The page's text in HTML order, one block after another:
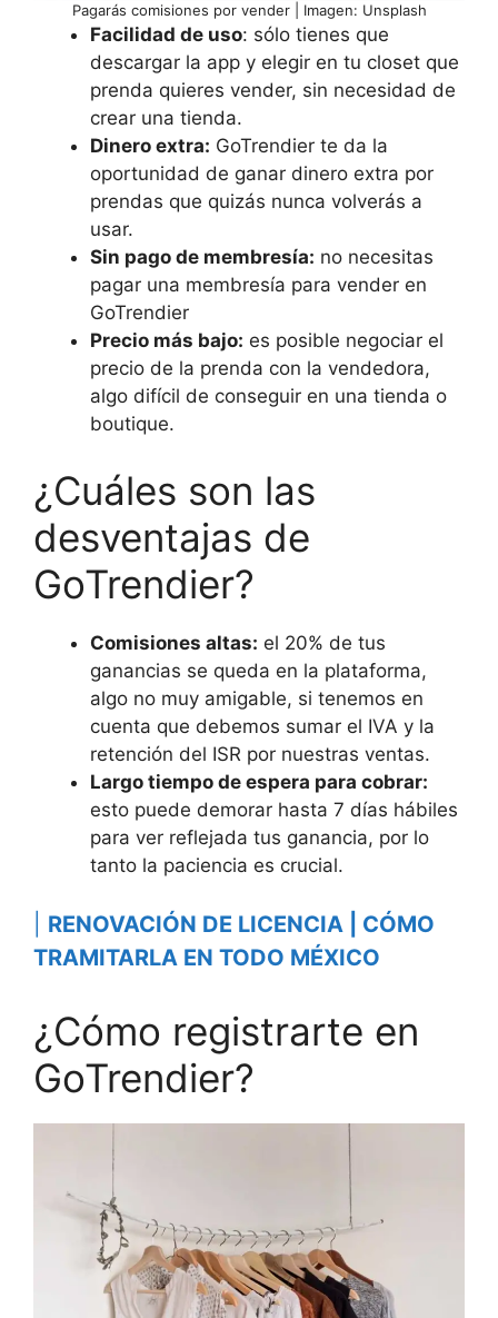
Pagarás comisiones por vender | Imagen: Unsplash
Facilidad de uso: sólo tienes que
descargar la app y elegir en tu closet que
prenda quieres vender, sin necesidad de
crear una tienda.
Dinero extra: GoTrendier te da la
oportunidad de ganar dinero extra por
prendas que quizás nunca volverás a
usar.
Sin pago de membresía: no necesitas
pagar una membresía para vender en
GoTrendier
Precio más bajo: es posible negociar el
precio de la prenda con la vendedora,
algo difícil de conseguir en una tienda o
boutique.
¿Cuáles son las
desventajas de
GoTrendier?
Comisiones altas: el 20% de tus
ganancias se queda en la plataforma,
algo no muy amigable, si tenemos en
cuenta que debemos sumar el IVA y la
retención del ISR por nuestras ventas.
Largo tiempo de espera para cobrar:
esto puede demorar hasta 7 días hábiles
para ver reflejada tus ganancia, por lo
tanto la paciencia es crucial.
RENOVACIÓN DE LICENCIA | CÓMO
TRAMITARLA EN TODO MÉXICO
¿Cómo registrarte en
GoTrendier?